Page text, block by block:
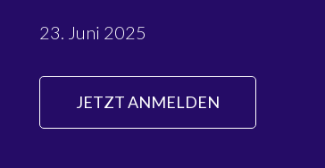
23. Juni 2025
JETZT ANMELDEN